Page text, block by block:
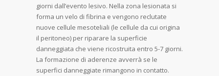
giorni dall’evento lesivo. Nella zona lesionata si
forma un velo di fibrina e vengono reclutate
nuove cellule mesoteliali (le cellule da cui origina
il peritoneo) per riparare la superficie
danneggiata che viene ricostruita entro 5-7 giorni.
La formazione di aderenze avverrà se le
superfici danneggiate rimangono in contatto.